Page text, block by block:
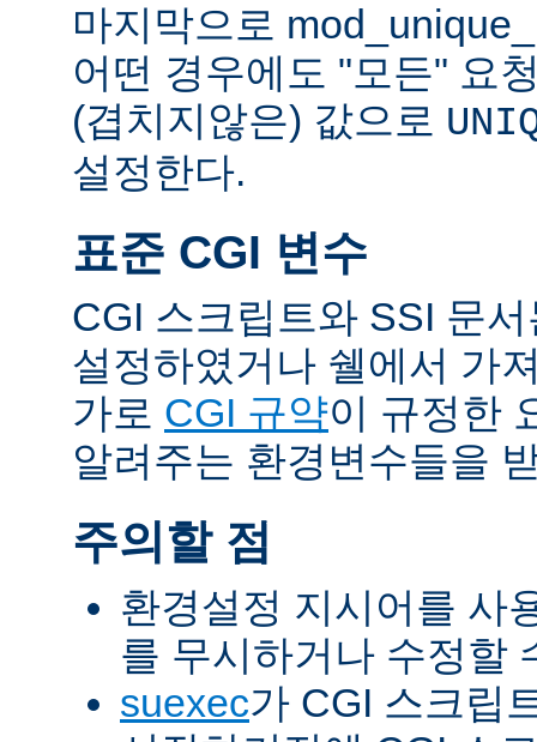
마지막으로
어떤 경우에도 "모든" 요
(겹치지않은) 값으로
설정한다.
표준 CGI 변수
CGI 스크립트와 SSI 문
설정하였거나 쉘에서 가
가로 CGI 규약이 규정한
알려주는 환경변수들을
주의할 점
환경설정 지시어를 사
를 무시하거나 수정할
suexec가 CGI 스크립